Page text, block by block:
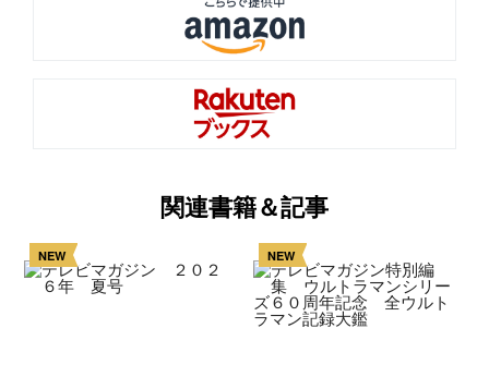
関連書籍＆記事
NEW NEW